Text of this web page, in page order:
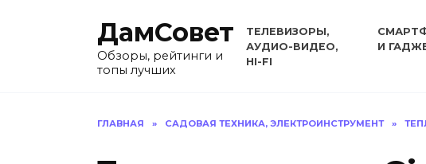
ДамСовет
Обзоры, рейтинги и
топы лучших
ТЕЛЕВИЗОРЫ,
АУДИО-ВИДЕО,
HI-FI
И
ГЛАВНАЯ » САДОВАЯ ТЕХНИКА, ЭЛЕКТРОИНСТРУМЕНТ »